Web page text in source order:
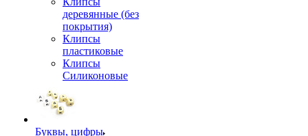
деревянные (без
покрытия)
Клипсы
пластиковые
Клипсы
Силиконовые
Буквы, цифры